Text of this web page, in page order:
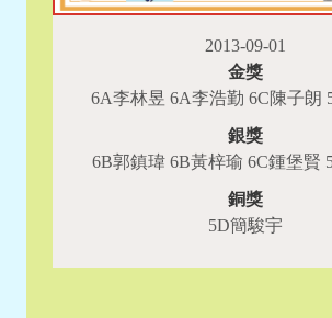
2013-09-01
金獎
6A李林昱 6A李浩勤 6C陳子朗
銀獎
6B郭鎮瑋 6B黃梓瑜 6C鍾堡賢
銅獎
5D簡駿宇